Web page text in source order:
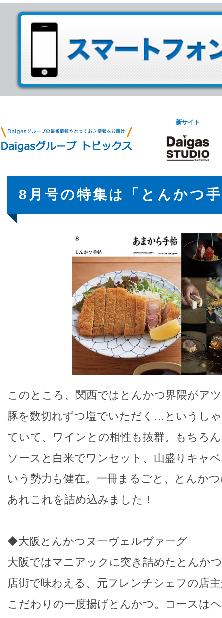
新サイト
8月号の特集は「とんかつ
このところ、関西ではとんかつ界隈がア
豚を数切れずつ塩でいただく…というし
ていて、ワインとの相性も抜群。もちろ
ソースと白米でワンセット、山盛りキャ
いう勢力も健在。一冊まるごと、とんか
あれこれを詰め込みました！
◆大阪とんかつヌーヴェルヴァーグ
大阪ではマニアックに突き詰めたとんか
店街で味わえる、元フレンチシェフの店
こだわりの一度揚げとんかつ。コースは